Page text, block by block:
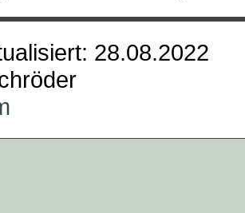
28.08.2022